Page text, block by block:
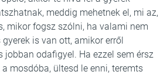
meddig mehetnek el, mi az,
mikor fogsz szólni, ha valami nem
is van ott, amikor erről
jobban odafigyel. Ha ezzel sem érsz
mosdóba, ültesd le enni, teremts